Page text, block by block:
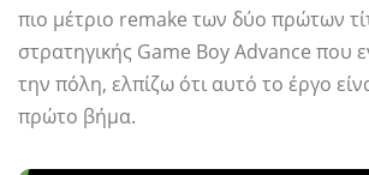
πιο μέτριο remake των δύο πρώτων
στρατηγικής Game Boy Advance που
την πόλη, ελπίζω ότι αυτό το έργο
πρώτο βήμα.